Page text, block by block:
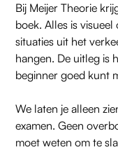
Bij Meijer Theorie
boek. Alles is
situaties uit het
hangen. De uitleg is
beginner goed kunt
We laten je alleen
examen. Geen
moet weten om te